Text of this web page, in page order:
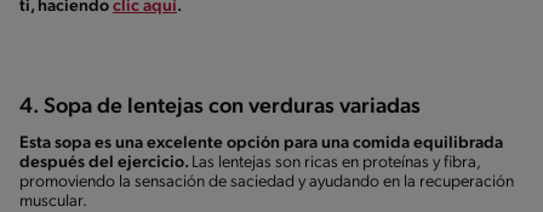
ti, haciendo clic aquí.
4. Sopa de lentejas con verduras variadas
Esta sopa es una excelente opción para una comida equilibrada
después del ejercicio. Las lentejas son ricas en proteínas y fibra,
promoviendo la sensación de saciedad y ayudando en la recuperación
muscular.